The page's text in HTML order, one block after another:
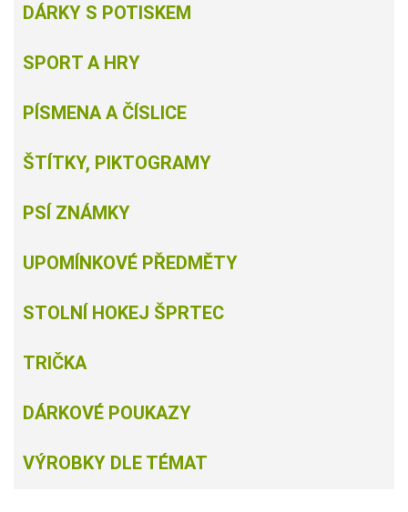
DÁRKY S POTISKEM
SPORT A HRY
PÍSMENA A ČÍSLICE
ŠTÍTKY, PIKTOGRAMY
PSÍ ZNÁMKY
UPOMÍNKOVÉ PŘEDMĚTY
STOLNÍ HOKEJ ŠPRTEC
TRIČKA
DÁRKOVÉ POUKAZY
VÝROBKY DLE TÉMAT